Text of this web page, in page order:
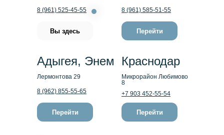
Перейти
Краснодар
Микрорайон Любимово
8
+7 903 452-55-54
Перейти
Адыгея, Энем
Лермонтова 29
8 (962) 855-55-65
Перейти
8 (961) 585-51-55
Вы здесь
8 (961) 525-45-55